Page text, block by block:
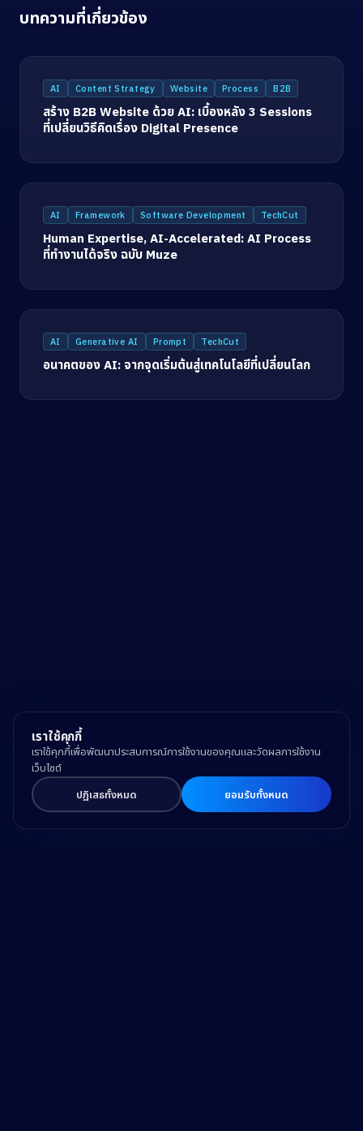
บทความที่เกี่ยวข้อง
AI Content Strategy Website Process B2B
สร้าง B2B Website ด้วย AI: เบื้องหลัง 3 Sessions
ที่เปลี่ยนวิธีคิดเรื่อง Digital Presence
AI Framework Software Development TechCut
Human Expertise, AI-Accelerated: AI Process
ที่ทำงานได้จริง ฉบับ Muze
AI Generative AI Prompt TechCut
อนาคตของ AI: จากจุดเริ่มต้นสู่เทคโนโลยีที่เปลี่ยนโลก
เราใช้คุกกี้
เราใช้คุกกี้เพื่อพัฒนาประสบการณ์การใช้งานของคุณและวัดผลการใช้งาน
เว็บไซต์
ปฏิเสธทั้งหมด
ยอมรับทั้งหมด